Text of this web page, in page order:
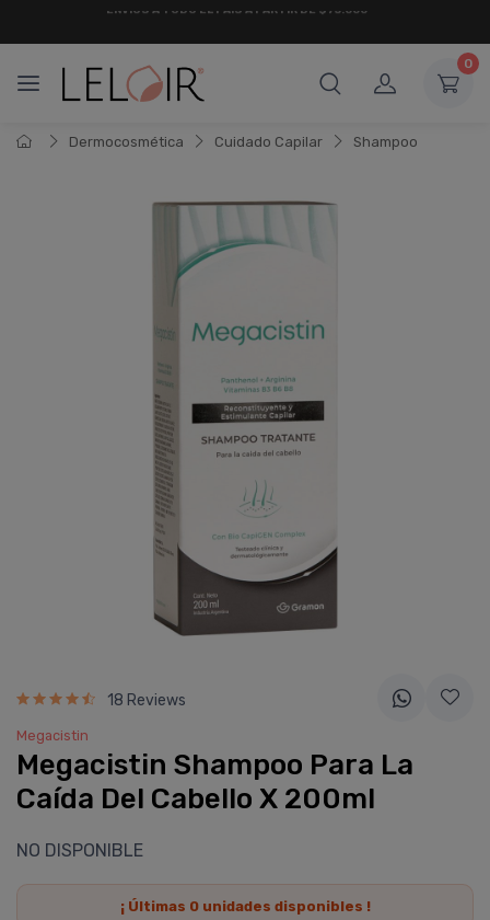
0
Dermocosmética Cuidado Capilar Shampoo
18 Reviews
Megacistin
Megacistin Shampoo Para La
Caí­da Del Cabello X 200ml
NO DISPONIBLE
¡ Últimas 0unidades disponibles !